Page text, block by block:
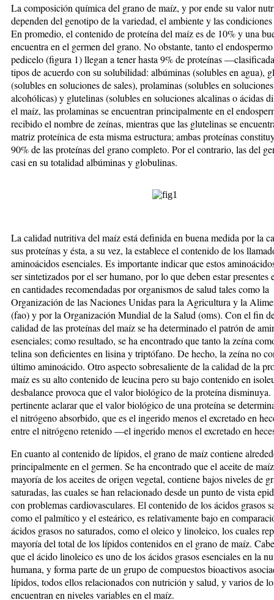
La composición química del grano de maíz, y por ende su valor
dependen del genotipo de la variedad, el ambiente y las
En promedio, el contenido de proteína del maíz es de 10% y una
encuentra en el germen del grano. No obstante, tanto el
pedicelo (figura 1) llegan a tener has­ta 9% de proteínas
tipos de acuer­do con su solubilidad: albúminas (solubles en agua),
(solubles en soluciones de sales), prolaminas (so­lubles en soluciones
alcohólicas) y glutelinas (solubles en soluciones alcalinas o ácidas
el maíz, las pro­laminas se encuentran principalmente en el
recibido el nombre de zeínas, mientras que las glute­linas se
matriz proteínica de esta misma estructura; ambas proteínas
90% de las proteínas del grano completo. Por el contrario, las del
casi en su totalidad albúminas y globulinas.
La calidad nutritiva del maíz está definida en buena me­dida por la
sus proteínas y ésta, a su vez, la es­tablece el contenido de los
aminoácidos esen­ciales. Es importante indicar que estos
ser sintetizados por el ser humano, por lo que de­ben estar presentes
en cantidades recomenda­das por organismos de salud tales como la
Organización de las Naciones Unidas para la Agricultura y la
(fao) y por la Organización Mundial de la Salud (oms). Con el fin
calidad de las proteínas del maíz se ha determinado el patrón de
esenciales; como resultado, se ha encontrado que tanto la zeína
telina son deficientes en lisina y triptófano. De hecho, la zeína no
último aminoácido. Otro aspecto so­bresaliente de la calidad de la
maíz es su alto contenido de leucina pero su bajo contenido en
desbalance provoca que el valor biológico de la pro­teí­na dis­minuya.
pertinente aclarar que el valor biológico de una proteína se
el nitrógeno absor­bido, que es el ingerido menos el excretado en
entre el nitrógeno retenido —el ingerido menos el excretado en
En cuanto al contenido de lípidos, el grano de maíz con­tiene
principalmente en el germen. Se ha encontrado que el aceite de
mayoría de los aceites de origen vegetal, contiene bajos niveles de
saturadas, las cuales se han relacionado desde un pun­to de vista
con problemas cardiovascu­lares. El contenido de los ácidos grasos
como el palmítico y el esteárico, es relativamente bajo en
ácidos grasos no saturados, como el oleico y li­noleico, los cuales
mayoría del total de los lípidos contenidos en el grano de maíz.
que el ácido linoleico es uno de los ácidos grasos esen­ciales en la
humana, y forma parte de un grupo de compuestos bioactivos
lípidos, todos ellos relacionados con nutrición y salud, y varios de
encuentran en niveles variables en el maíz.